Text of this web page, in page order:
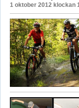
1 oktober 2012 klockan